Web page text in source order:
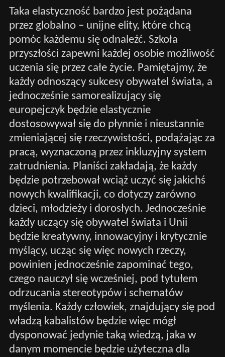
Taka elastyczność bardzo jest pożądana
przez globalno – unijne elity, które chcą
pomóc każdemu się odnaleźć. Szkoła
przyszłości zapewni każdej osobie możliwość
uczenia się przez całe życie. Pamiętajmy, że
każdy odnoszący sukcesy obywatel świata, a
jednocześnie samorealizujący się
europejczyk będzie elastycznie
dostosowywał się do płynnie i nieustannie
zmieniającej się rzeczywistości, podążając za
pracą, wyznaczoną przez inkluzyjny system
zatrudnienia. Planiści zakładają, że każdy
będzie potrzebował wciąż uczyć się jakichś
nowych kwalifikacji, co dotyczy zarówno
dzieci, młodzieży i dorosłych. Jednocześnie
każdy uczący się obywatel świata i Unii
będzie kreatywny, innowacyjny i krytycznie
myślący, ucząc się więc nowych rzeczy,
powinien jednocześnie zapominać tego,
czego nauczył się wcześniej, pod tytułem
odrzucania stereotypów i schematów
myślenia. Każdy człowiek, znajdujący się pod
władzą kabalistów będzie więc mógł
dysponować jedynie taką wiedzą, jaka w
danym momencie będzie użyteczna dla